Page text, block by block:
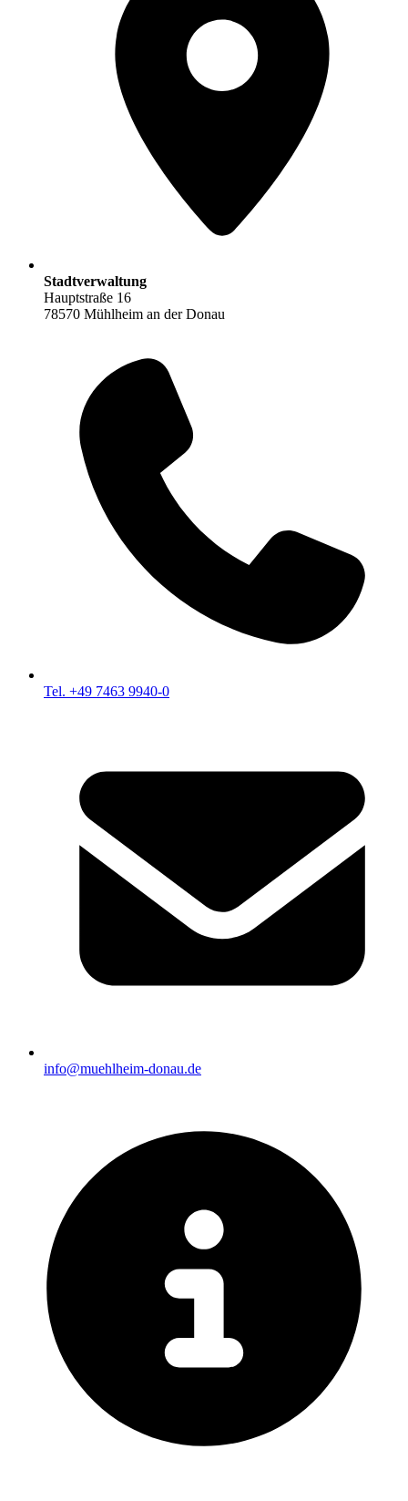
Stadtverwaltung
Hauptstraße 16
78570 Mühlheim an der Donau
Tel. +49 7463 9940-0
info@muehlheim-donau.de